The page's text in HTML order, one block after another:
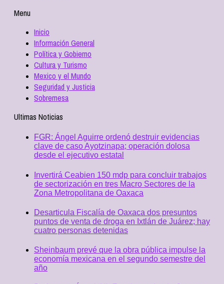
Menu
Inicio
Información General
Política y Gobierno
Cultura y Turismo
Mexico y el Mundo
Seguridad y Justicia
Sobremesa
Ultimas Noticias
FGR: Ángel Aguirre ordenó destruir evidencias
clave de caso Ayotzinapa; operación dolosa
desde el ejecutivo estatal
Invertirá Ceabien 150 mdp para concluir trabajos
de sectorización en tres Macro Sectores de la
Zona Metropolitana de Oaxaca
Desarticula Fiscalía de Oaxaca dos presuntos
puntos de venta de droga en Ixtlán de Juárez; hay
cuatro personas detenidas
Sheinbaum prevé que la obra pública impulse la
economía mexicana en el segundo semestre del
año